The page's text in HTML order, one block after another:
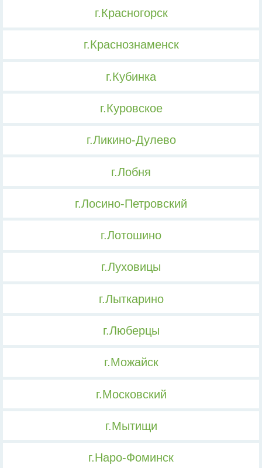
г.Красногорск
г.Краснознаменск
г.Кубинка
г.Куровское
г.Ликино-Дулево
г.Лобня
г.Лосино-Петровский
г.Лотошино
г.Луховицы
г.Лыткарино
г.Люберцы
г.Можайск
г.Московский
г.Мытищи
г.Наро-Фоминск